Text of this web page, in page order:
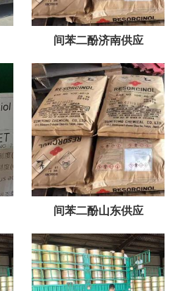
间苯二酚济南供应
间苯二酚山东供应